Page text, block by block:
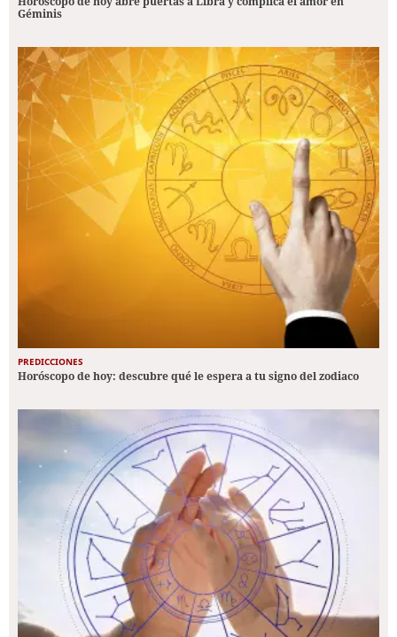
Géminis
PREDICCIONES
Horóscopo de hoy: descubre qué le espera a tu signo del zodiaco